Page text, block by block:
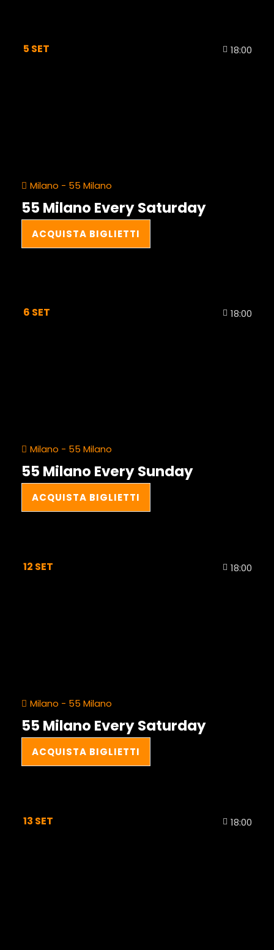
5 SET 18:00
Milano - 55 Milano
55 Milano Every Saturday
ACQUISTA BIGLIETTI
6 SET 18:00
Milano - 55 Milano
55 Milano Every Sunday
ACQUISTA BIGLIETTI
12 SET 18:00
Milano - 55 Milano
55 Milano Every Saturday
ACQUISTA BIGLIETTI
13 SET 18:00